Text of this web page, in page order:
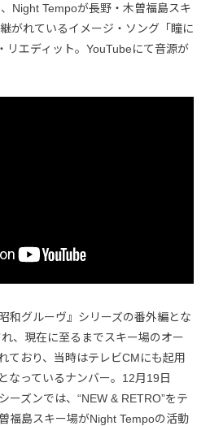
Night Tempoが長野・木曽福島スキ
がれているイメージ・ソング「瞳に
リエディット。YouTubeにて音源が
和グルーヴ』シリーズの番外編とな
、現在に至るまでスキー場のオー
ており、当時はテレビCMにも起用
なっているナンバー。12月19日
ーズンでは、“NEW & RETRO”をテ
福島スキー場がNight Tempoの活動